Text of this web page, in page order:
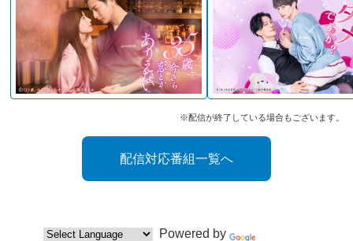
※配信が終了している場合もございます。
配信対応番組一覧へ
Powered by